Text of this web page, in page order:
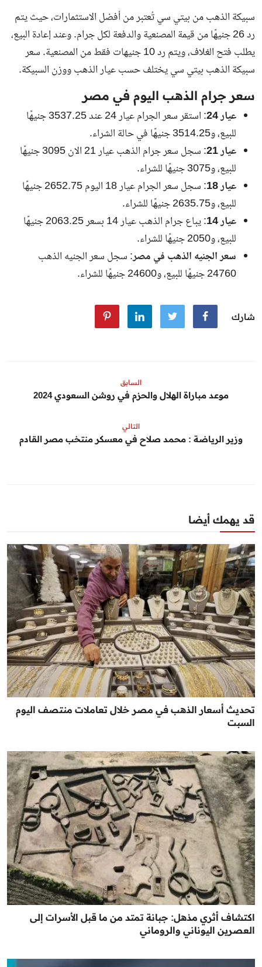
سبيكة الذهب من بيتي سي تُعتبر من أفضل الاستثمارات، حيث يتم
رد 26 جنيهًا من قيمة المصنعية والدفعة لكل جرام. وعند إعادة البيع،
يطلب فتح الغلاف، ويتم رد 10 جنيهات فقط من المصنعية. سعر
سبيكة الذهب بيتي سي يختلف حسب عيار الذهب ووزن السبيكة.
سعر جرام الذهب اليوم في مصر
عيار 24
: استقر سعر الجرام عيار 24 عند 3537.25 جنيهًا
للبيع، و3514.25 جنيهًا في حالة الشراء.
عيار 21
: سجل سعر جرام الذهب عيار 21 الان 3095 جنيهًا
للبيع، و3075جنيهًا للشراء.
عيار 18
: سجل سعر الجرام عيار 18 اليوم 2652.75جنيهًا
للبيع، و2635.75 جنيهًا للشراء.
عيار 14
: يباع جرام الذهب عيار 14 بسعر 2063.25 جنيهًا
للبيع، و2050جنيهًا للشراء.
سعر الجنيه الذهب في مصر: سجل سعر الجنيه الذهب
24760 جنيهًا للبيع، و24600 جنيهًا للشراء.
شارك
السابق
موعد مباراة الهلال والحزم في روشن السعودي 2024
التالي
وزير الرياضة : محمد صلاح في معسكر منتخب مصر القادم
قد يهمك أيضا
تحديث أسعار الذهب في مصر خلال تعاملات منتصف اليوم
السبت
اكتشاف أثري مذهل: جبانة تمتد من ما قبل الأسرات إلى
العصرين اليوناني والروماني